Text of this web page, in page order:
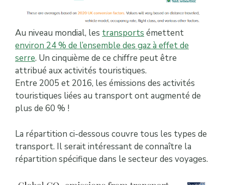
Au niveau mondial, les transports émettent
environ 24 % de l’ensemble des gaz à effet de
serre. Un cinquième de ce chiffre peut être
attribué aux activités touristiques.
Entre 2005 et 2016, les émissions des activités
touristiques liées au transport ont augmenté de
plus de 60 % !
La répartition ci-dessous couvre tous les types de
transport. Il serait intéressant de connaître la
répartition spécifique dans le secteur des voyages.